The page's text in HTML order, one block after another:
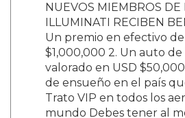
NUEVOS MIEMBROS DE
ILLUMINATI RECIBEN
Un premio en efectivo de
$1,000,000 2. Un auto
valorado en USD $50,000
de ensueño en el país
Trato VIP en todos los
mundo Debes tener al